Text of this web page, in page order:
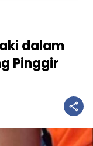
dalam
Pinggir